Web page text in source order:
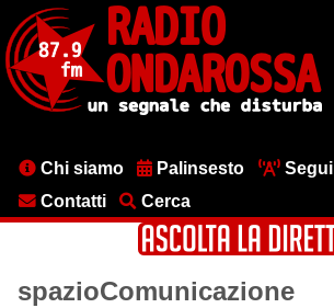
contenuto
principale
MenuChi siamo Palinsesto Segui
Contatti
Cerca
spazioComunicazione